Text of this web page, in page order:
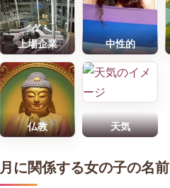
上場企業 中性的
仏教 天気
月に関係する女の子の名前